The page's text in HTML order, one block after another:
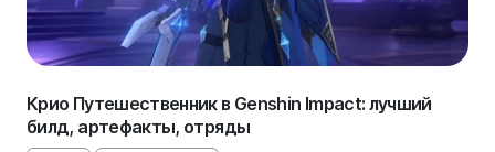
Крио Путешественник в Genshin Impact: лучший
билд, артефакты, отряды